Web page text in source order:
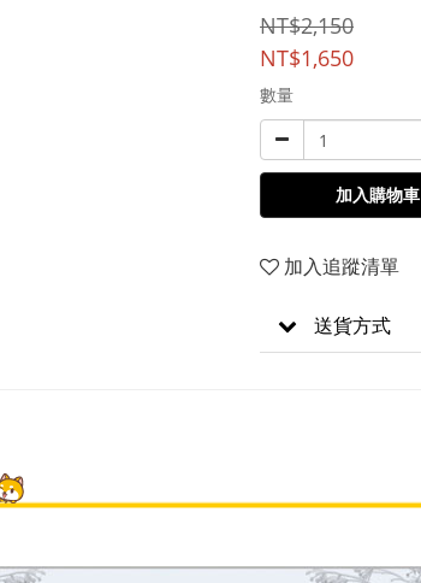
NT$2,150
NT$1,650
數量
加入購物車
加入追蹤清單
送貨方式